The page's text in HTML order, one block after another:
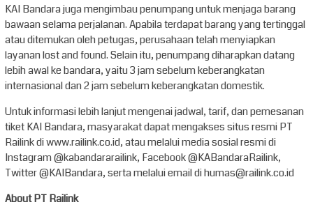
KAI Bandara juga mengimbau penumpang untuk menjaga barang
bawaan selama perjalanan. Apabila terdapat barang yang tertinggal
atau ditemukan oleh petugas, perusahaan telah menyiapkan
layanan lost and found. Selain itu, penumpang diharapkan datang
lebih awal ke bandara, yaitu 3 jam sebelum keberangkatan
internasional dan 2 jam sebelum keberangkatan domestik.
Untuk informasi lebih lanjut mengenai jadwal, tarif, dan pemesanan
tiket KAI Bandara, masyarakat dapat mengakses situs resmi PT
Railink di www.railink.co.id, atau melalui media sosial resmi di
Instagram @kabandararailink, Facebook @KABandaraRailink,
Twitter @KAIBandara, serta melalui email di humas@railink.co.id
About PT Railink